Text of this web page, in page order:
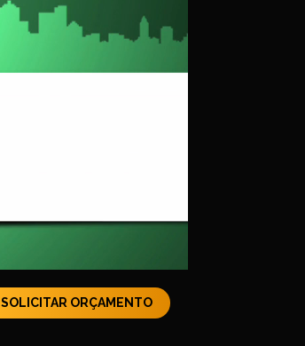
SOLICITAR ORÇAMENTO